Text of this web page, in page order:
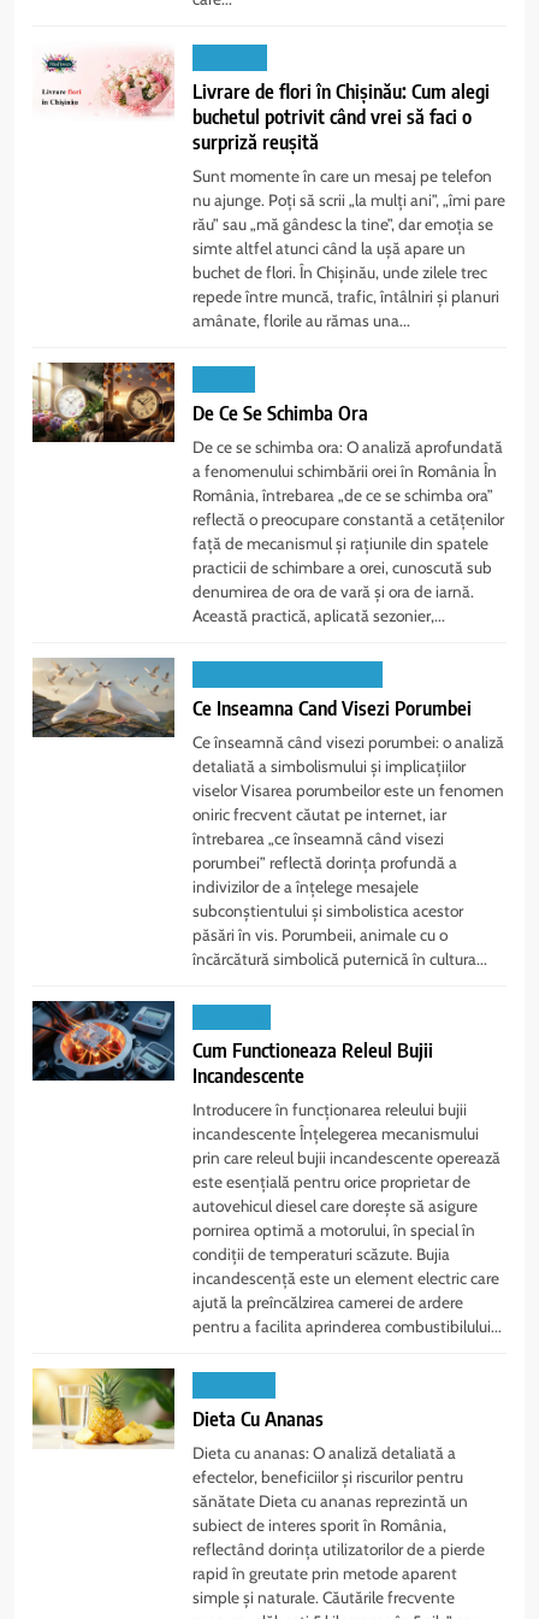
Livrare de flori în Chișinău: Cum alegi
buchetul potrivit când vrei să faci o
surpriză reușită
Sunt momente în care un mesaj pe telefon
nu ajunge. Poți să scrii „la mulți ani”, „îmi pare
rău” sau „mă gândesc la tine”, dar emoția se
simte altfel atunci când la ușă apare un
buchet de flori. În Chișinău, unde zilele trec
repede între muncă, trafic, întâlniri și planuri
amânate, florile au rămas una...
De Ce Se Schimba Ora
De ce se schimba ora: O analiză aprofundată
a fenomenului schimbării orei în România În
România, întrebarea „de ce se schimba ora”
reflectă o preocupare constantă a cetățenilor
față de mecanismul și rațiunile din spatele
practicii de schimbare a orei, cunoscută sub
denumirea de ora de vară și ora de iarnă.
Această practică, aplicată sezonier,...
Ce Inseamna Cand Visezi Porumbei
Ce înseamnă când visezi porumbei: o analiză
detaliată a simbolismului și implicațiilor
viselor Visarea porumbeilor este un fenomen
oniric frecvent căutat pe internet, iar
întrebarea „ce înseamnă când visezi
porumbei” reflectă dorința profundă a
indivizilor de a înțelege mesajele
subconștientului și simbolistica acestor
păsări în vis. Porumbeii, animale cu o
încărcătură simbolică puternică în cultura...
Cum Functioneaza Releul Bujii
Incandescente
Introducere în funcționarea releului bujii
incandescente Înțelegerea mecanismului
prin care releul bujii incandescente operează
este esențială pentru orice proprietar de
autovehicul diesel care dorește să asigure
pornirea optimă a motorului, în special în
condiții de temperaturi scăzute. Bujia
incandescență este un element electric care
ajută la preîncălzirea camerei de ardere
pentru a facilita aprinderea combustibilului...
Dieta Cu Ananas
Dieta cu ananas: O analiză detaliată a
efectelor, beneficiilor și riscurilor pentru
sănătate Dieta cu ananas reprezintă un
subiect de interes sporit în România,
reflectând dorința utilizatorilor de a pierde
rapid în greutate prin metode aparent
simple și naturale. Căutările frecvente